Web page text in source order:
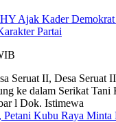
Ajak Kader Demokrat
Partai
Kubu Raya Minta